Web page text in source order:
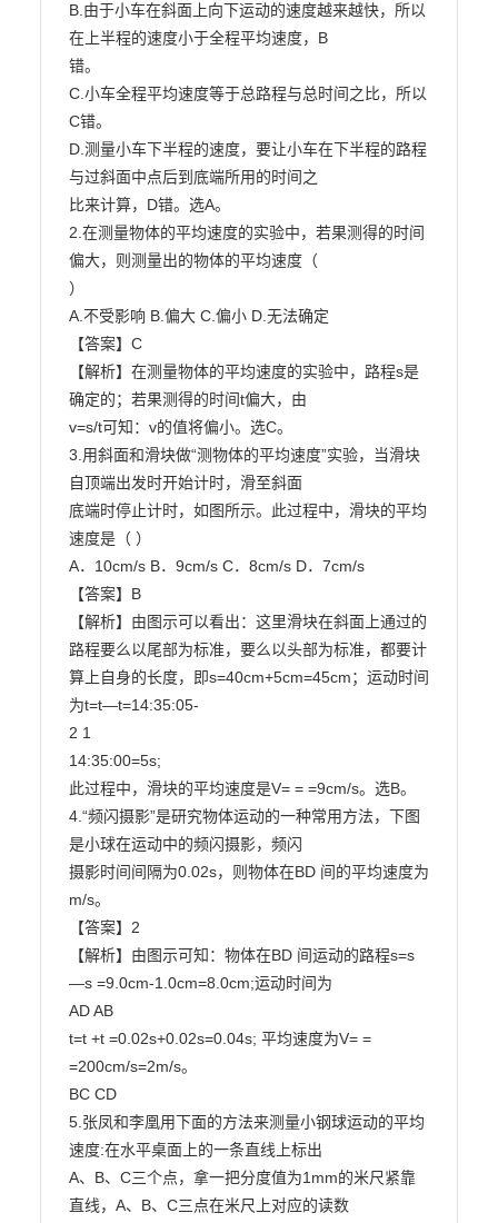
B.由于小车在斜面上向下运动的速度越来越快，所以
在上半程的速度小于全程平均速度，B
错。
C.小车全程平均速度等于总路程与总时间之比，所以
C错。
D.测量小车下半程的速度，要让小车在下半程的路程
与过斜面中点后到底端所用的时间之
比来计算，D错。选A。
2.在测量物体的平均速度的实验中，若果测得的时间
偏大，则测量出的物体的平均速度（
）
A.不受影响 B.偏大 C.偏小 D.无法确定
【答案】C
【解析】在测量物体的平均速度的实验中，路程s是
确定的；若果测得的时间t偏大，由
v=s/t可知：v的值将偏小。选C。
3.用斜面和滑块做“测物体的平均速度”实验，当滑块
自顶端出发时开始计时，滑至斜面
底端时停止计时，如图所示。此过程中，滑块的平均
速度是（ ）
A．10cm/s B．9cm/s C．8cm/s D．7cm/s
【答案】B
【解析】由图示可以看出：这里滑块在斜面上通过的
路程要么以尾部为标准，要么以头部为标准，都要计
算上自身的长度，即s=40cm+5cm=45cm；运动时间
为t=t—t=14:35:05-
2 1
14:35:00=5s;
此过程中，滑块的平均速度是V= = =9cm/s。选B。
4.“频闪摄影”是研究物体运动的一种常用方法，下图
是小球在运动中的频闪摄影，频闪
摄影时间间隔为0.02s，则物体在BD 间的平均速度为
m/s。
【答案】2
【解析】由图示可知：物体在BD 间运动的路程s=s
—s =9.0cm-1.0cm=8.0cm;运动时间为
AD AB
t=t +t =0.02s+0.02s=0.04s; 平均速度为V= =
=200cm/s=2m/s。
BC CD
5.张凤和李凰用下面的方法来测量小钢球运动的平均
速度:在水平桌面上的一条直线上标出
A、B、C三个点，拿一把分度值为1mm的米尺紧靠
直线，A、B、C三点在米尺上对应的读数